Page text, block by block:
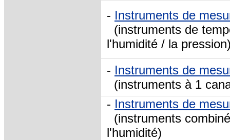
- Instruments de
(instruments de
l'humidité / la
- Instruments de
(instruments à 1
- Instruments de
(instruments
l'humidité)